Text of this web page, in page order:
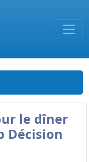
le dîner
Décision